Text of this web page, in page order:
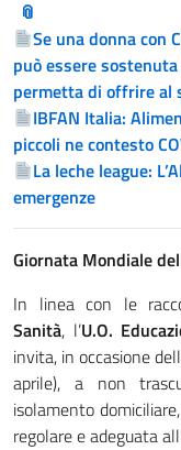
Se una donna con
può essere
permetta di offrire al
IBFAN Italia:
piccoli ne contesto
La leche league:
emergenze
Giornata Mondiale
In linea con le
Sanità, l’U.O.
invita, in occasione
aprile), a non
isolamento
regolare e adeguata